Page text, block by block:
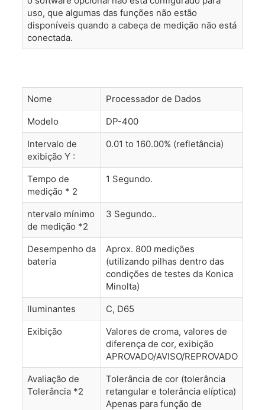
uso, que algumas das funções não estão
disponíveis quando a cabeça de medição não está
conectada.
Nome
Processador de Dados
Modelo
DP-400
Intervalo de
exibição Y :
0.01 to 160.00% (refletância)
Tempo de
medição * 2
1 Segundo.
ntervalo mínimo
de medição *2
3 Segundo..
Desempenho da
bateria
Aprox. 800 medições
(utilizando pilhas dentro das
condições de testes da Konica
Minolta)
Iluminantes
C, D65
Exibição
Valores de croma, valores de
diferença de cor, exibição
APROVADO/AVISO/REPROVADO
Avaliação de
Tolerância *2
Tolerância de cor (tolerância
retangular e tolerância elíptica)
Apenas para função de